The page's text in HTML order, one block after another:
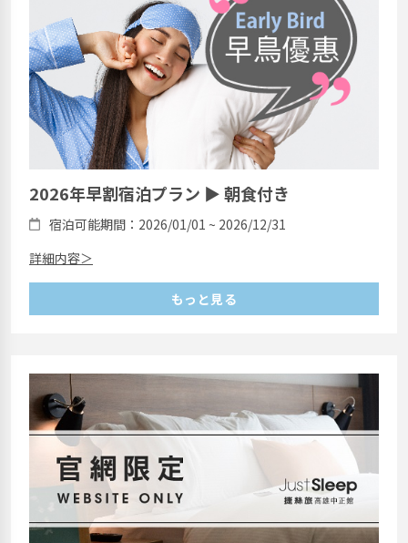
2026年早割宿泊プラン ▶ 朝食付き
宿泊可能期間：2026/01/01 ~ 2026/12/31
詳細内容＞
もっと見る